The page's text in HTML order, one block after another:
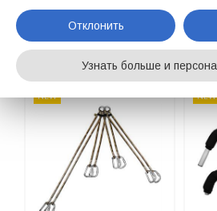
NEW NEW
Отклонить
Узнать больше и